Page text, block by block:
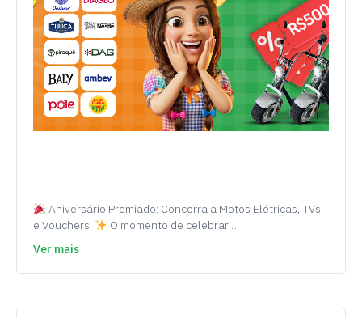
Aniversário Premiado: Concorra a Motos Elétricas, TVs
e Vouchers!
O momento de celebrar…
Ver mais